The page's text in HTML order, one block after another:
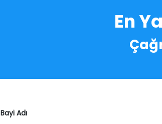
En
Bayi Adı